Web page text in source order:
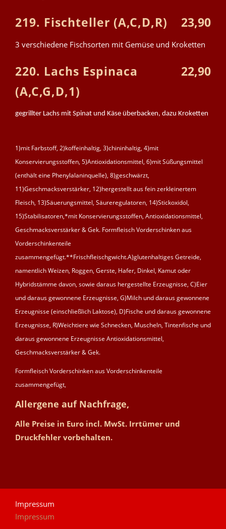
219. Fischteller (A,C,D,R) 23,90
3 verschiedene Fischsorten mit Gemüse und Kroketten
220. Lachs Espinaca
(A,C,G,D,1)
22,90
gegrillter Lachs mit Spinat und Käse überbacken, dazu Kroketten
1)mit Farbstoff, 2)koffeinhaltig, 3)chininhaltig, 4)mit
Konservierungsstoffen, 5)Antioxidationsmittel, 6)mit Süßungsmittel
(enthält eine Phenylalaninquelle), 8)geschwärzt,
11)Geschmacksverstärker, 12)hergestellt aus fein zerkleinertem
Fleisch, 13)Säuerungsmittel, Säureregulatoren, 14)Stickoxidol,
15)Stabilisatoren,*mit Konservierungsstoffen, Antioxidationsmittel,
Geschmacksverstärker & Gek. Formfleisch Vorderschinken aus
Vorderschinkenteile
zusammengefügt.**Frischfleischgwicht.A)glutenhaltiges Getreide,
namentlich Weizen, Roggen, Gerste, Hafer, Dinkel, Kamut oder
Hybridstämme davon, sowie daraus hergestellte Erzeugnisse, C)Eier
und daraus gewonnene Erzeugnisse, G)Milch und daraus gewonnene
Erzeugnisse (einschließlich Laktose), D)Fische und daraus gewonnene
Erzeugnisse, R)Weichtiere wie Schnecken, Muscheln, Tintenfische und
daraus gewonnene Erzeugnisse Antioxidationsmittel,
Geschmacksverstärker & Gek.
Formfleisch Vorderschinken aus Vorderschinkenteile
zusammengefügt,
Allergene auf Nachfrage,
Alle Preise in Euro incl. MwSt. Irrtümer und
Druckfehler vorbehalten.
Impressum
Impressum